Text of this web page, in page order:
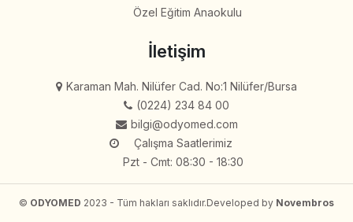
Özel Eğitim Anaokulu
İletişim
Karaman Mah. Nilüfer Cad. No:1 Nilüfer/Bursa
(0224) 234 84 00
bilgi@odyomed.com
Çalışma Saatlerimiz
Pzt - Cmt: 08:30 - 18:30
© ODYOMED 2023 - Tüm hakları saklıdır. Developed by Novembros